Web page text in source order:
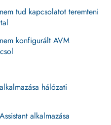
tud kapcsolatot teremteni
konfigurált AVM
hálózati
alkalmazása